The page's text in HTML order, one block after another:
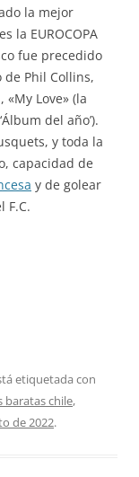
la mejor
la EUROCOPA
fue precedido
Phil Collins,
Love» (la
del año’).
y toda la
capacidad de
y de golear
F.C.
etiquetada con
baratas chile,
de 2022.